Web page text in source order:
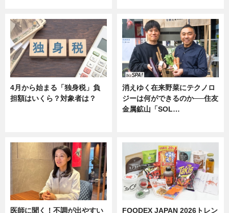
4月から始まる「独身税」負
担額はいくら？対象者は？
消えゆく在来野菜にテクノロ
ジーは何ができるのか──住友
金属鉱山「SOL…
医師に聞く！不調が出やすい
FOODEX JAPAN 2026トレン